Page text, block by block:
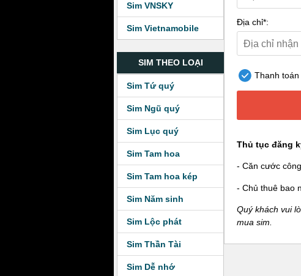
Sim VNSKY
Sim Vietnamobile
SIM THEO LOẠI
Sim Tứ quý
Sim Ngũ quý
Sim Lục quý
Sim Tam hoa
Sim Tam hoa kép
Sim Năm sinh
Sim Lộc phát
Sim Thần Tài
Sim Dễ nhớ
Địa chỉ*:
Thanh
Thủ tục đăng
- Căn cước
- Chủ thuê bao
Quý khách vui
mua sim.